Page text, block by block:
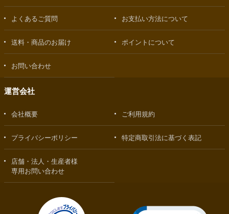
よくあるご質問 お支払い方法について
送料・商品のお届け ポイントについて
お問い合わせ
運営会社
会社概要 ご利用規約
プライバシーポリシー 特定商取引法に基づく表記
店舗・法人・生産者様
専用お問い合わせ